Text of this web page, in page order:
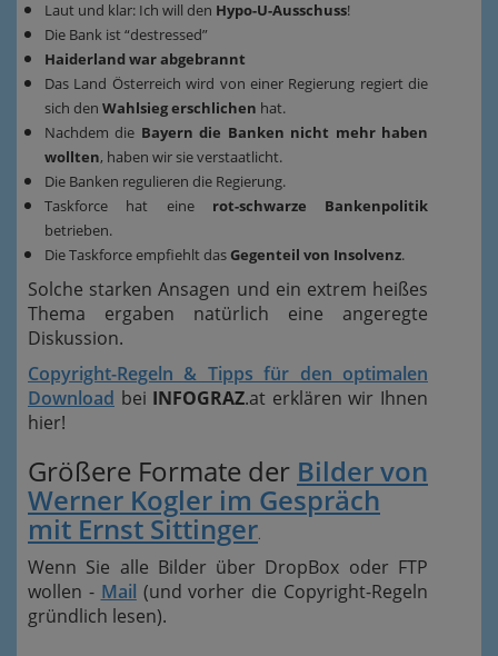
Laut und klar: Ich will den Hypo-U-Ausschuss!
Die Bank ist “destressed”
Haiderland war abgebrannt
Das Land Österreich wird von einer Regierung regiert die
sich den Wahlsieg erschlichen hat.
Nachdem die Bayern die Banken nicht mehr haben
wollten, haben wir sie verstaatlicht.
Die Banken regulieren die Regierung.
Taskforce hat eine rot-schwarze Bankenpolitik
betrieben.
Die Taskforce empfiehlt dasGegenteil von Insolvenz.
Solche starken Ansagen und ein extrem heißes
Thema ergaben natürlich eine angeregte
Diskussion.
Copyright-Regeln & Tipps für den optimalen
Download bei INFOGRAZ.at erklären wir Ihnen
hier!
Größere Formate der Bilder von
Werner Kogler im Gespräch
mit Ernst Sittinger.
Wenn Sie alle Bilder über DropBox oder FTP
wollen - Mail (und vorher die Copyright-Regeln
gründlich lesen).